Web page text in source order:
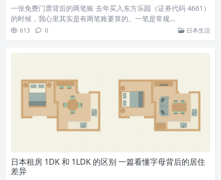
一张免费门票背后的两笔账 去年买入东方乐园（证券代码 4661）
的时候，我心里其实是有两笔账要算的。一笔是常规…
613 0 日本生活
日本租房 1DK 和 1LDK 的区别 一篇看懂字母背后的居住
差异